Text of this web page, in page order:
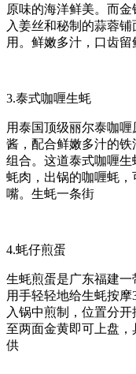
原味的海洋鲜美。而
入姜丝和秘制的蒜蓉
用。鲜嫩多汁，口齿
3.泰式咖喱生蚝
用泰国顶级丽尔泰咖
酱，配合鲜嫩多汁的
组合。这道泰式咖喱
蚝肉，出锅的咖喱蚝
嘴。生蚝一条街
4.蚝仔煎蛋
生蚝煎蛋是广东福建一
用手轻轻地给生蚝按
入锅中煎制，位置分
至两面金黄即可上盘
供